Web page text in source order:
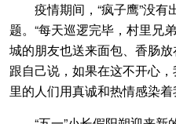
疫情期间，“疯子鹰”没有
题。“每天巡逻完毕，村里兄
城的朋友也送来面包、香肠
跟自己说，如果在这不开心
里的人们用真诚和热情感染着